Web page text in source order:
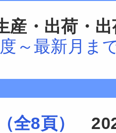
・出荷・
～最新月ま
全8頁）